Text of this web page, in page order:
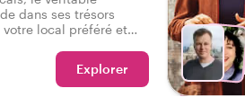
dans ses trésors
votre local préféré et
qui a tout pour vous
le vrai Londres !Explorer